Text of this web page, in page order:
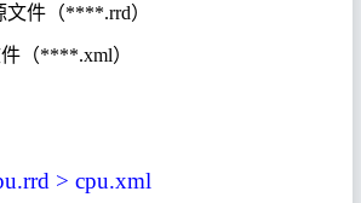
文件（****.rrd）
（****.xml）
> cpu.xml